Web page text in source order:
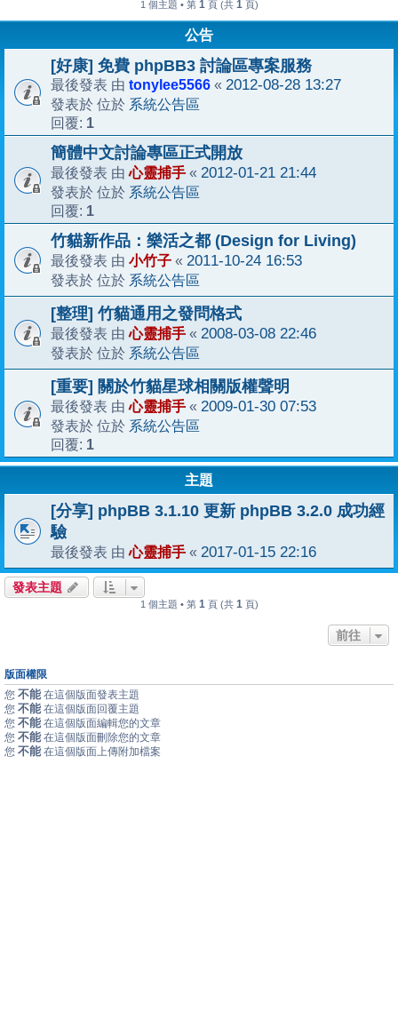
1 個主題 • 第 1 頁 (共 1 頁)
公告
[好康] 免費 phpBB3 討論區專案服務
最後發表 由 tonylee5566 « 2012-08-28 13:27
發表於 位於 系統公告區
回覆: 1
簡體中文討論專區正式開放
最後發表 由心靈捕手 « 2012-01-21 21:44
發表於 位於 系統公告區
回覆: 1
竹貓新作品：樂活之都 (Design for Living)
最後發表 由 小竹子 « 2011-10-24 16:53
發表於 位於 系統公告區
[整理] 竹貓通用之發問格式
最後發表 由心靈捕手 « 2008-03-08 22:46
發表於 位於 系統公告區
[重要] 關於竹貓星球相關版權聲明
最後發表 由心靈捕手 « 2009-01-30 07:53
發表於 位於 系統公告區
回覆: 1
主題
[分享] phpBB 3.1.10 更新 phpBB 3.2.0 成功經
驗
最後發表 由心靈捕手 « 2017-01-15 22:16
發表主題
1 個主題 • 第 1 頁 (共 1 頁)
前往
版面權限
您 不能 在這個版面發表主題
您 不能 在這個版面回覆主題
您 不能 在這個版面編輯您的文章
您 不能 在這個版面刪除您的文章
您 不能 在這個版面上傳附加檔案